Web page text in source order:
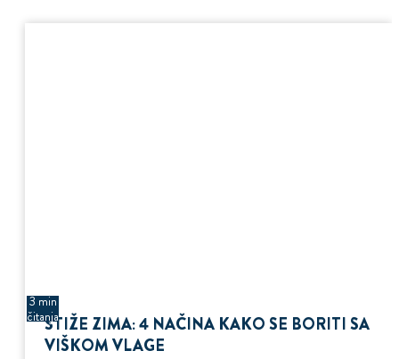
3 min
čitanjaSTIŽE ZIMA: 4 NAČINA KAKO SE BORITI SA
VIŠKOM VLAGE